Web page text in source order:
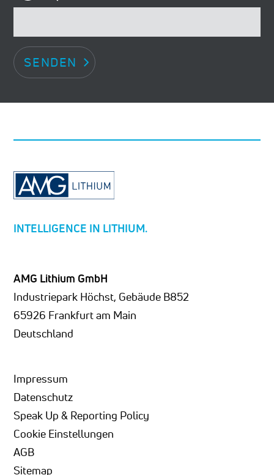
SENDEN
INTELLIGENCE IN LITHIUM.
AMG Lithium GmbH
Industriepark Höchst, Gebäude B852
65926 Frankfurt am Main
Deutschland
Impressum
Datenschutz
Speak Up & Reporting Policy
Cookie Einstellungen
AGB
Sitemap